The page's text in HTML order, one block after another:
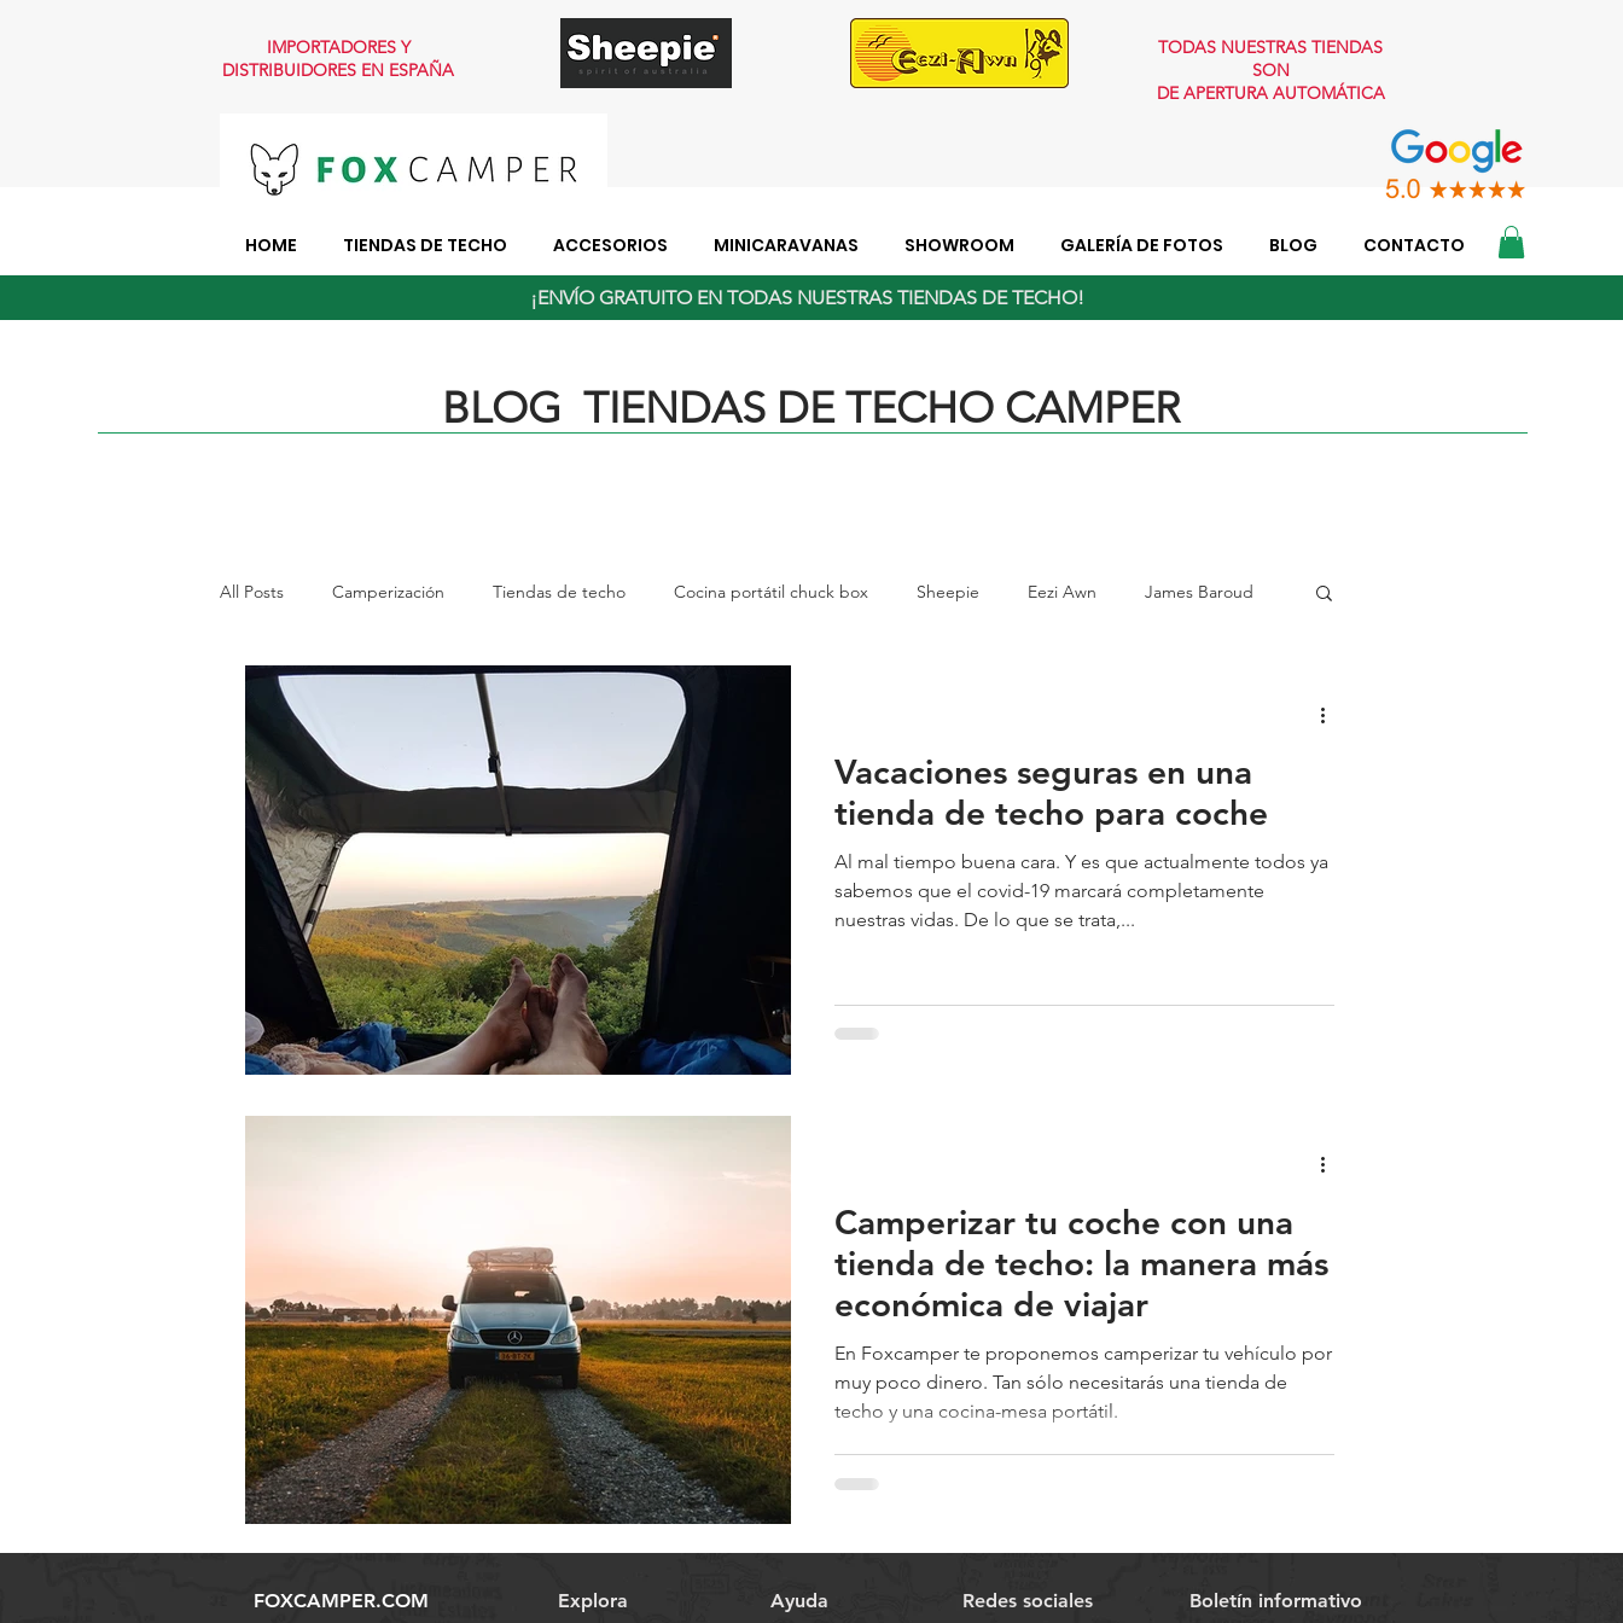
IMPORTADORES Y
DISTRIBUIDORES EN ESPAÑA
TODAS NUESTRAS TIENDAS
SON
DE APERTURA AUTOMÁTICA
¡ENVÍO GRATUITO EN TODAS NUESTRAS TIENDAS DE TECHO!
BLOG TIENDAS DE TECHO CAMPER
All Posts Camperización Tiendas de techo Cocina portátil chuck box Sheepie Eezi Awn James Baroud
Tiendas tapa blanda Tiendas cubierta Blanda
Vacaciones seguras en una
tienda de techo para coche
Al mal tiempo buena cara. Y es que actualmente todos ya
sabemos que el covid-19 marcará completamente
nuestras vidas. De lo que se trata,...
Camperizar tu coche con una
tienda de techo: la manera más
económica de viajar
En Foxcamper te proponemos camperizar tu vehículo por
muy poco dinero. Tan sólo necesitarás una tienda de
techo y una cocina-mesa portátil.
HOME TIENDAS DE TECHO ACCESORIOS MINICARAVANAS SHOWROOM GALERÍA DE FOTOS BLOG CONTACTO
FOXCAMPER.COM Explora Ayuda Redes sociales Boletín informativo